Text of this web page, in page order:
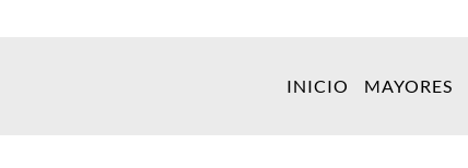
INICIO MAYORES